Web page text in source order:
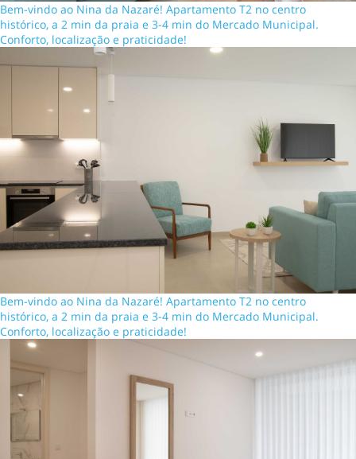
Bem-vindo ao Nina da Nazaré! Apartamento T2 no centro
histórico, a 2 min da praia e 3-4 min do Mercado Municipal.
Conforto, localização e praticidade!
Bem-vindo ao Nina da Nazaré! Apartamento T2 no centro
histórico, a 2 min da praia e 3-4 min do Mercado Municipal.
Conforto, localização e praticidade!